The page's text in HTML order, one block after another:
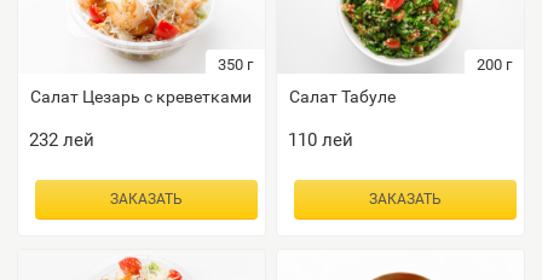
350 г
Салат Цезарь с креветками
232лей
ЗАКАЗАТЬ
200 г
Салат Табуле
110лей
ЗАКАЗАТЬ